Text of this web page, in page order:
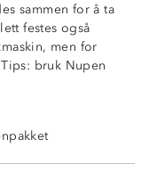
sammen for å ta
festes også
men for
bruk Nupen